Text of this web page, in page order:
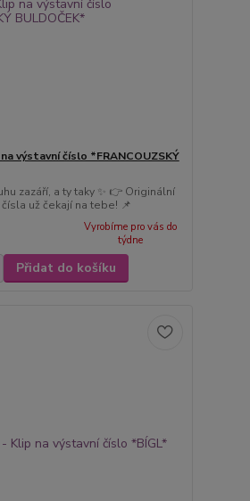
výstavní číslo *FRANCOUZSKÝ
zazáří, a ty taky ✨ 👉 Originální
už čekají na tebe! 📌
Vyrobíme pro vás do
týdne
Přidat do košíku